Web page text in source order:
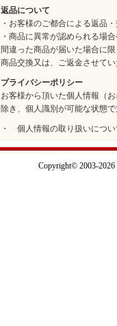
返品について
・お客様のご都合による返品
・商品に異常が認められる場
間違った商品が届いた場合に
商品交換又は、ご返金させて
プライバシーポリシー
お客様から頂いた個人情報（
除き、個人識別が可能な状態
・ 個人情報の取り扱いについ
Copyright© 2003-2026